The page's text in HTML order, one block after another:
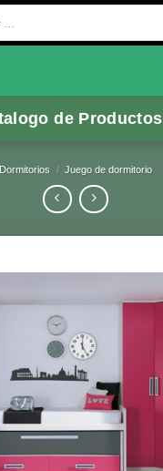
de Productos
Dormitorios / Juego de dormitorio